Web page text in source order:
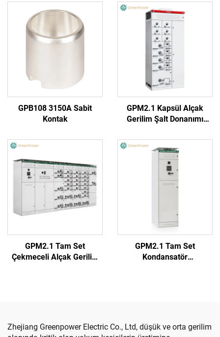
GPB108 3150A Sabit
Kontak
GPM2.1 Kapsül Alçak
Gerilim Şalt Donanımı
GPM2.1 Tam Set
Çekmeceli Alçak Gerilim
GPM2.1 Tam Set
Kondansatör
Zhejiang Greenpower Electric Co., Ltd, düşük ve orta gerilim